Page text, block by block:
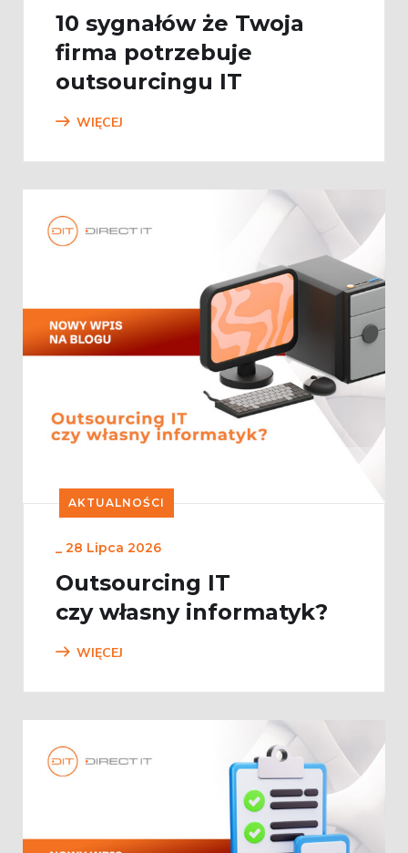
10 sygnałów że Twoja
firma potrzebuje
outsourcingu IT
WIĘCEJ
AKTUALNOŚCI
_ 28 Lipca 2026
Outsourcing IT
czy własny informatyk?
WIĘCEJ